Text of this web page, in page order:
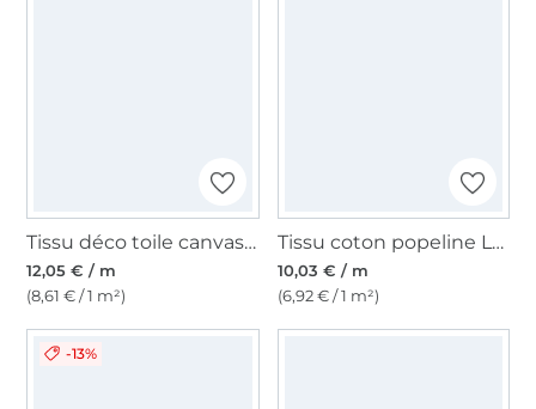
Tissu déco toile canvas Waterproof, noir
12,05 € / m
(8,61 € / 1 m²)
Tissu coton popeline Leo Lovers, pourpre
10,03 € / m
(6,92 € / 1 m²)
-13%